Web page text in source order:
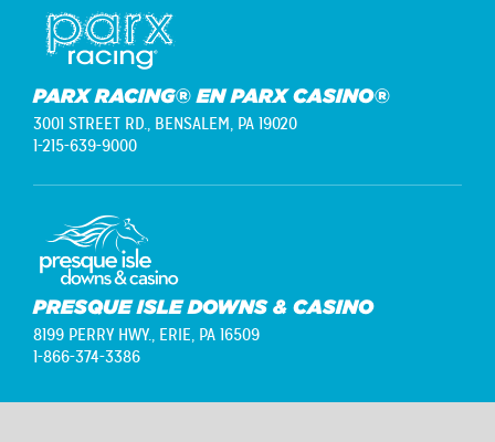
PARX RACING® EN PARX CASINO®
3001 STREET RD., BENSALEM, PA 19020
1-215-639-9000
PRESQUE ISLE DOWNS & CASINO
8199 PERRY HWY., ERIE, PA 16509
1-866-374-3386